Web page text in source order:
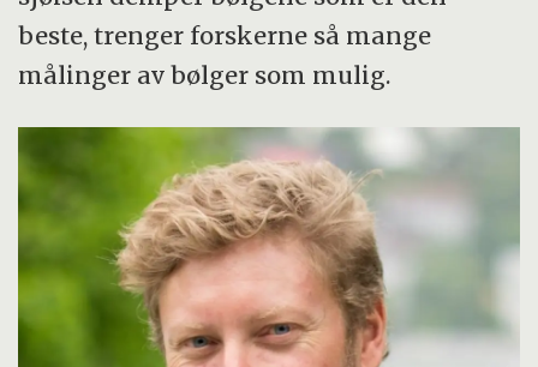
beste, trenger forskerne så mange
målinger av bølger som mulig.